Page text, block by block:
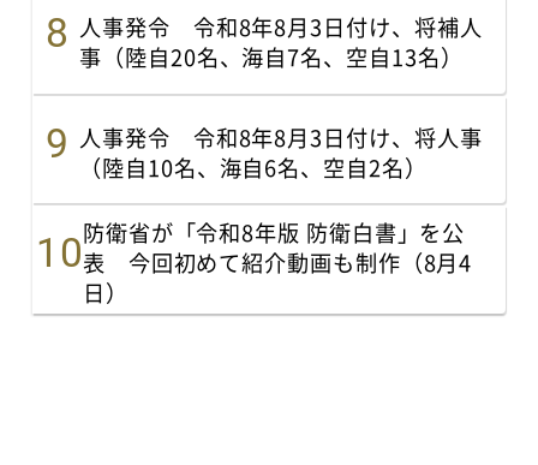
人事発令 令和8年8月3日付け、将補人
事（陸自20名、海自7名、空自13名）
人事発令 令和8年8月3日付け、将人事
（陸自10名、海自6名、空自2名）
防衛省が「令和8年版 防衛白書」を公
表 今回初めて紹介動画も制作（8月4
日）